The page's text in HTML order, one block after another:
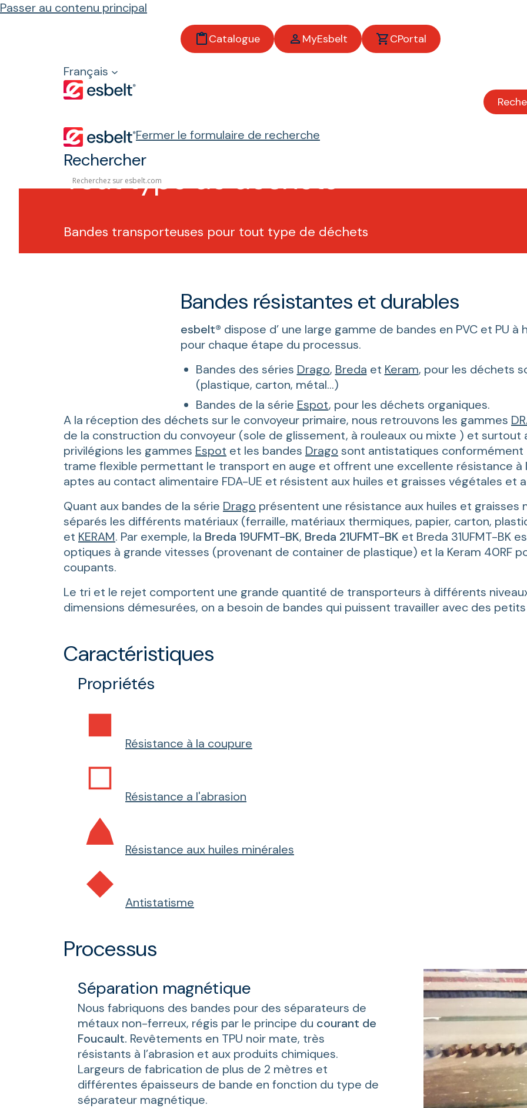
Passer au contenu principal
Catalogue MyEsbelt CPortal
Français
Fermer le formulaire de recherche
Rechercher
Secteurs
Recyclage
Tout type de déchets
Bandes transporteuses pour tout type de déchets
Bandes résistantes et durables
esbelt® dispose d’ une large gamme de bandes en PVC et PU
pour chaque étape du processus.
Bandes des séries Drago, Breda et Keram, pour les déchets
(plastique, carton, métal…)
Bandes de la série Espot, pour les déchets organiques.
A la réception des déchets sur le convoyeur primaire, nous retrouvons les gammes
de la construction du convoyeur (sole de glissement, à rouleaux ou mixte ) et surtout
privilégions les gammes Espot et les bandes Drago sont antistatiques conformément
trame flexible permettant le transport en auge et offrent une excellente résistance à
aptes au contact alimentaire FDA-UE et résistent aux huiles et graisses végétales et
Quant aux bandes de la série Drago présentent une résistance aux huiles et graisses
séparés les différents matériaux (ferraille, matériaux thermiques, papier, carton,
et KERAM. Par exemple, la Breda 19UFMT-BK, Breda 21UFMT-BK et Breda 31UFMT-BK
optiques à grande vitesses (provenant de container de plastique) et la Keram 40RF
coupants.
Le tri et le rejet comportent une grande quantité de transporteurs à différents
dimensions démesurées, on a besoin de bandes qui puissent travailler avec des
Caractéristiques
Propriétés
Résistance à la coupure
Résistance a l'abrasion
Résistance aux huiles minérales
Antistatisme
Processus
Séparation magnétique
Nous fabriquons des bandes pour des séparateurs de
métaux non-ferreux, régis par le principe du courant de
Foucault. Revêtements en TPU noir mate, très
résistants à l’abrasion et aux produits chimiques.
Largeurs de fabrication de plus de 2 mètres et
différentes épaisseurs de bande en fonction du type de
séparateur magnétique.